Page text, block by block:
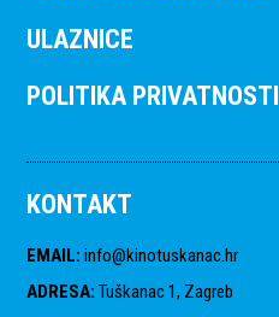
ULAZNICE
POLITIKA PRIVATNOSTI
KONTAKT
EMAIL: info@kinotuskanac.hr
ADRESA: Tuškanac 1, Zagreb